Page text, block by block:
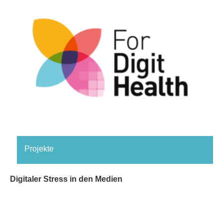
Projekte
Digitaler Stress in den Medien